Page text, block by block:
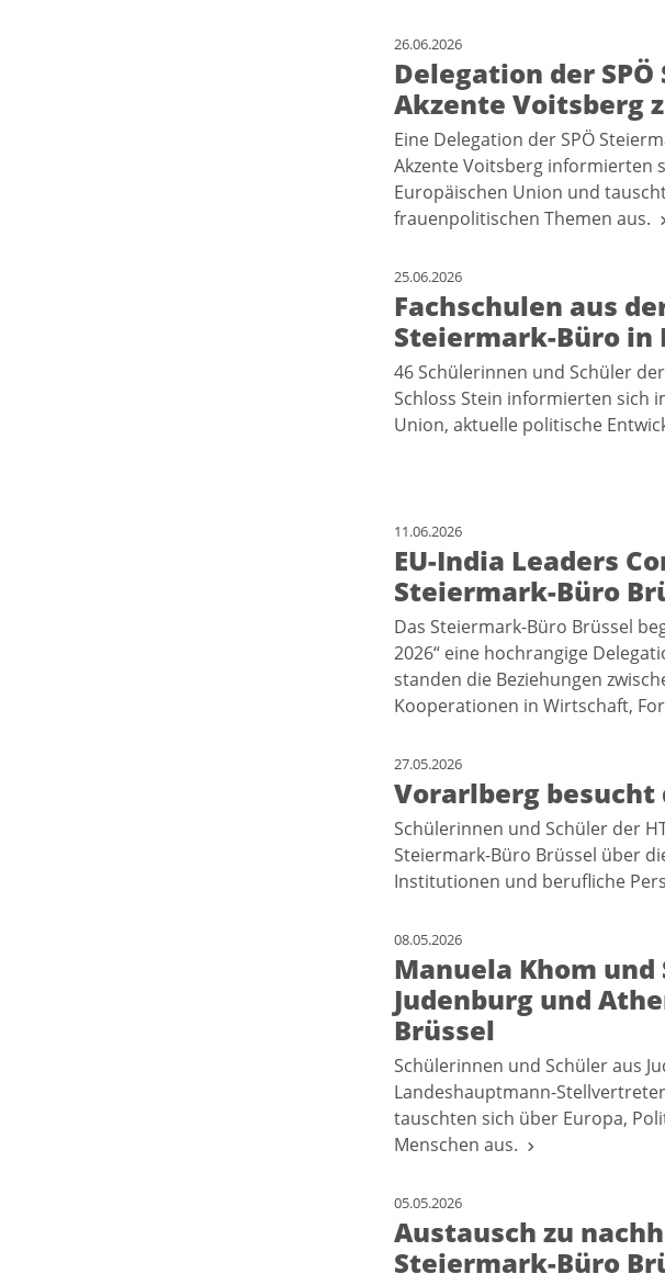
26.06.2026
Delegation der
Akzente Voitsberg
Eine Delegation der SPÖ
Akzente Voitsberg informierten
Europäischen Union und
frauenpolitischen Themen aus.
25.06.2026
Fachschulen aus
Steiermark-Büro in
46 Schülerinnen und Schüler
Schloss Stein informierten sich
Union, aktuelle politische
11.06.2026
EU-India Leaders
Steiermark-Büro
Das Steiermark-Büro Brüssel
2026“ eine hochrangige
standen die Beziehungen
Kooperationen in Wirtschaft,
27.05.2026
Vorarlberg
Schülerinnen und Schüler der
Steiermark-Büro Brüssel über
Institutionen und berufliche
08.05.2026
Manuela Khom
Judenburg und
Brüssel
Schülerinnen und Schüler aus
Landeshauptmann-
tauschten sich über Europa,
Menschen aus.
05.05.2026
Austausch zu
Steiermark-Büro